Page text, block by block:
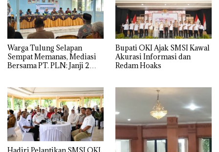
Warga Tulung Selapan
Sempat Memanas, Mediasi
Bersama PT. PLN: Janji 2
Bupati OKI Ajak SMSI Kawal
Akurasi Informasi dan
Redam Hoaks